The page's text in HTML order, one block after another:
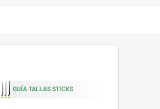
GUÍA TALLAS STICKS